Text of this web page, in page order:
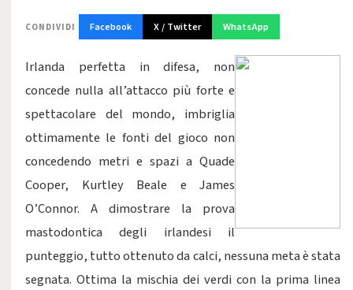
CONDIVIDI Facebook X / Twitter WhatsApp
Irlanda perfetta in difesa, non
concede nulla all’attacco più forte e
spettacolare del mondo, imbriglia
ottimamente le fonti del gioco non
concedendo metri e spazi a Quade
Cooper, Kurtley Beale e James
O’Connor. A dimostrare la prova
mastodontica degli irlandesi il
punteggio, tutto ottenuto da calci, nessuna meta è stata
segnata. Ottima la mischia dei verdi con la prima linea